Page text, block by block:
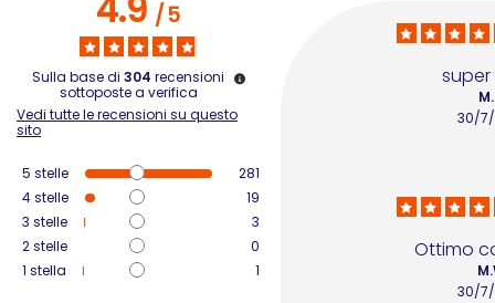
/5
Sulla base di 304 recensioni
sottoposte a verifica
Vedi tutte le recensioni su questo
sito
5 stelle
281
4stelle
19
3 stelle
3
2stelle
0
1 stella 1
30/
Ottimo
30/